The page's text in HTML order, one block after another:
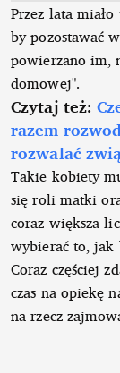
Przez lata
by pozostawać
powierzano im,
domowej".
Czytaj też:
razem
rozwalać
Takie kobiety
się roli matki
coraz większa
wybierać to, jak
Coraz częściej
czas na opiekę
na rzecz